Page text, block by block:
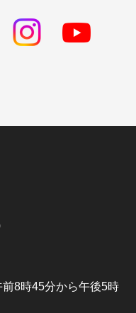
8時45分から午後5時